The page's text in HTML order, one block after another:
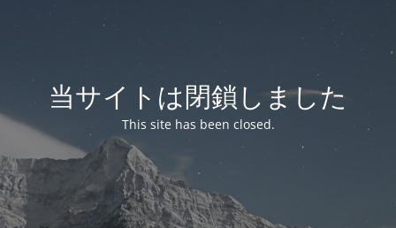
当サイトは閉鎖しました
This site has been closed.